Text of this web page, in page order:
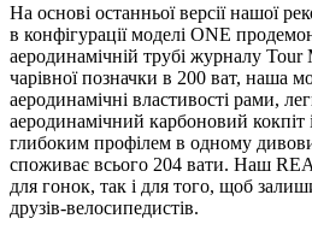
На основі останньої версії нашої
в конфігурації моделі ONE
аеродинамічній трубі журналу Tour
чарівної позначки в 200 ват, наша
аеродинамічні властивості рами,
аеродинамічний карбоновий кокпіт
глибоким профілем в одному
споживає всього 204 вати. Наш
для гонок, так і для того, щоб
друзів-велосипедистів.